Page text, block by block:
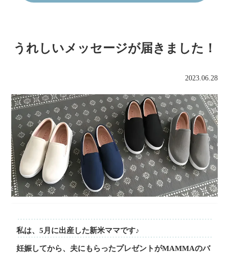
うれしいメッセージが届きました！
2023.06.28
私は、5月に出産した新米ママです♪
妊娠してから、夫にもらったプレゼントがMAMMAのバ